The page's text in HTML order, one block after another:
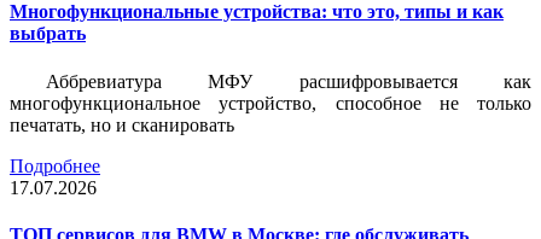
Многофункциональные устройства: что это, типы и как
выбрать
Аббревиатура МФУ расшифровывается как
многофункциональное устройство, способное не только
печатать, но и сканировать
Подробнее
17.07.2026
ТОП сервисов для BMW в Москве: где обслуживать